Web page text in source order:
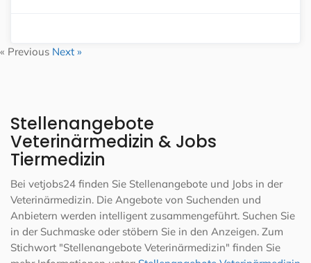
« Previous Next »
Stellenangebote
Veterinärmedizin & Jobs
Tiermedizin
Bei vetjobs24 finden Sie Stellenangebote und Jobs in der
Veterinärmedizin. Die Angebote von Suchenden und
Anbietern werden intelligent zusammengeführt. Suchen Sie
in der Suchmaske oder stöbern Sie in den Anzeigen. Zum
Stichwort "Stellenangebote Veterinärmedizin" finden Sie